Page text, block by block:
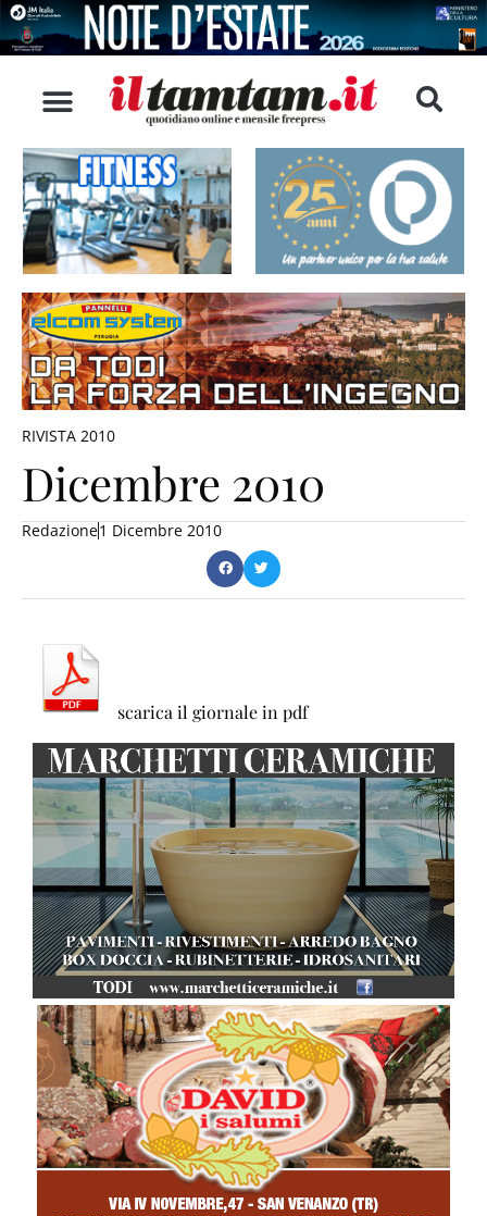
RIVISTA 2010
Dicembre 2010
Redazione1 Dicembre 2010
scarica il giornale in pdf